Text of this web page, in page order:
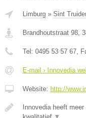
Limburg » Sint
Brandhoutstraat 98,
Tel: 0495 53 57 67,
E-mail › Innovedia
Website: http://
Innovedia heeft